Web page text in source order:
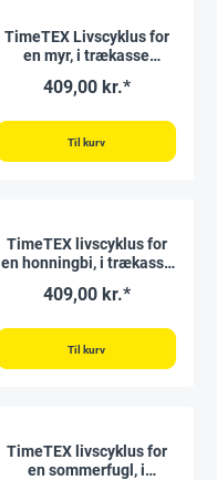
TimeTEX Livscyklus for
en myr, i trækasse
409,00 kr.*
Til kurv
TimeTEX livscyklus for
en honningbi, i trækasse
409,00 kr.*
Til kurv
TimeTEX livscyklus for
en sommerfugl, i